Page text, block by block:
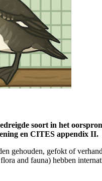
soort in het
en CITES appendix II.
gehouden, gefokt of
and fauna) hebben